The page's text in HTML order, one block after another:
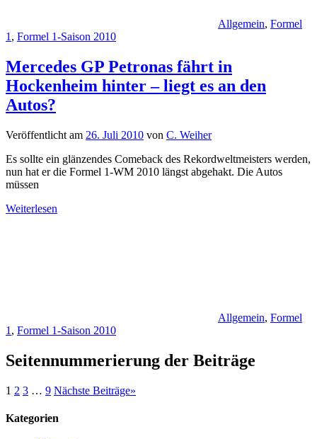
Allgemein, Formel
1 , Formel 1-Saison 2010
Mercedes GP Petronas fährt in
Hockenheim hinter – liegt es an den
Autos?
Veröffentlicht am 26. Juli 2010 von C. Weiher
Es sollte ein glänzendes Comeback des Rekordweltmeisters werden,
nun hat er die Formel 1-WM 2010 längst abgehakt. Die Autos
müssen
Weiterlesen
Allgemein, Formel
1 , Formel 1-Saison 2010
Seitennummerierung der Beiträge
1 2 3 … 9 Nächste Beiträge»
Kategorien